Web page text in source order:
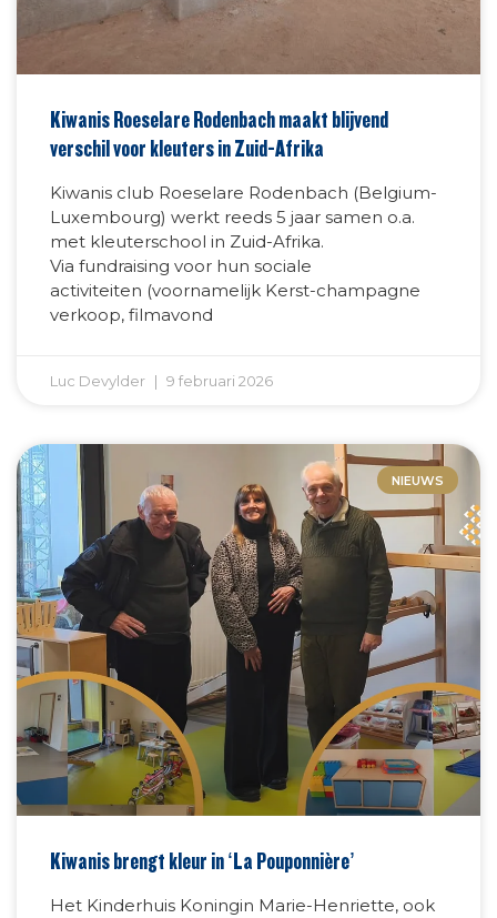
Kiwanis Roeselare Rodenbach maakt blijvend
verschil voor kleuters in Zuid-Afrika
Kiwanis club Roeselare Rodenbach (Belgium-
Luxembourg) werkt reeds 5 jaar samen o.a.
met kleuterschool in Zuid-Afrika.
Via fundraising voor hun sociale
activiteiten (voornamelijk Kerst-champagne
verkoop, filmavond
Luc Devylder 9 februari 2026
NIEUWS
Kiwanis brengt kleur in ‘La Pouponnière’
Het Kinderhuis Koningin Marie-Henriette, ook